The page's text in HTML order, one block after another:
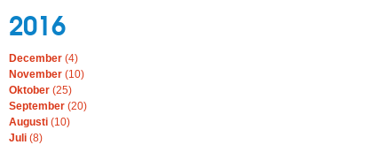
2016
December (4)
November (10)
Oktober (25)
September (20)
Augusti (10)
Juli (8)